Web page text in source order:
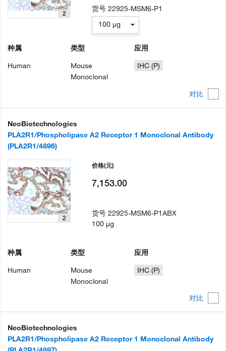
对比
2
种属
Human
类型
Mouse
Monoclonal
应用
IHC (P)
货号22925-MSM6-P1
100 µg
NeoBiotechnologies
PLA2R1/Phospholipase A2 Receptor 1 Monoclonal Antibody
(PLA2R1/4896)
对比
2
种属
Human
类型
Mouse
Monoclonal
应用
IHC (P)
价格(元)
7,153.00
货号22925-MSM6-P1ABX
100 µg
NeoBiotechnologies
PLA2R1/Phospholipase A2 Receptor 1 Monoclonal Antibody